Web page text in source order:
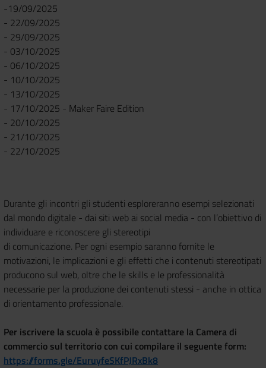
-19/09/2025
- 22/09/2025
- 29/09/2025
- 03/10/2025
- 06/10/2025
- 10/10/2025
- 13/10/2025
- 17/10/2025 - Maker Faire Edition
- 20/10/2025
- 21/10/2025
- 22/10/2025
Durante gli incontri gli studenti esploreranno esempi selezionati
dal mondo digitale - dai siti web ai social media - con l’obiettivo di
individuare e riconoscere gli stereotipi
di comunicazione. Per ogni esempio saranno fornite le
motivazioni, le implicazioni e gli effetti che i contenuti stereotipati
producono sul web, oltre che le skills e le professionalità
necessarie per la produzione dei contenuti stessi - anche in ottica
di orientamento professionale.
Per iscrivere la scuola è possibile contattare la Camera di
commercio sul territorio con cui compilare il seguente form:
https://forms.gle/EuruyfeSKfPJRxBk8